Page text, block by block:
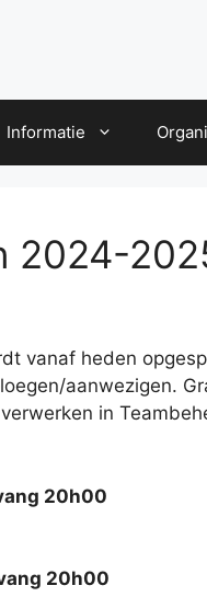
Informatie
2024-
vanaf heden
aanwezigen.
in
20h00
20h00